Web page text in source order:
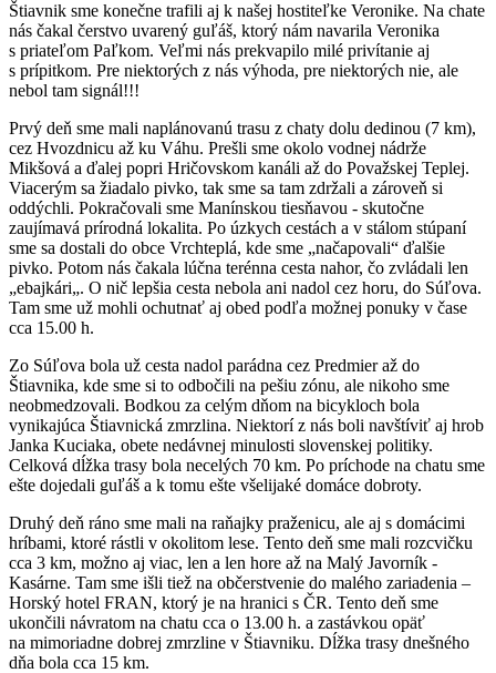
Štiavnik sme konečne trafili aj k našej hostiteľke Veronike. Na chate
nás čakal čerstvo uvarený guľáš, ktorý nám navarila Veronika
s priateľom Paľkom. Veľmi nás prekvapilo milé privítanie aj
s prípitkom. Pre niektorých z nás výhoda, pre niektorých nie, ale
nebol tam signál!!!
Prvý deň sme mali naplánovanú trasu z chaty dolu dedinou (7 km),
cez Hvozdnicu až ku Váhu. Prešli sme okolo vodnej nádrže
Mikšová a ďalej popri Hričovskom kanáli až do Považskej Teplej.
Viacerým sa žiadalo pivko, tak sme sa tam zdržali a zároveň si
oddýchli. Pokračovali sme Manínskou tiesňavou - skutočne
zaujímavá prírodná lokalita. Po úzkych cestách a v stálom stúpaní
sme sa dostali do obce Vrchteplá, kde sme „načapovali“ ďalšie
pivko. Potom nás čakala lúčna terénna cesta nahor, čo zvládali len
„ebajkári„. O nič lepšia cesta nebola ani nadol cez horu, do Súľova.
Tam sme už mohli ochutnať aj obed podľa možnej ponuky v čase
cca 15.00 h.
Zo Súľova bola už cesta nadol parádna cez Predmier až do
Štiavnika, kde sme si to odbočili na pešiu zónu, ale nikoho sme
neobmedzovali. Bodkou za celým dňom na bicykloch bola
vynikajúca Štiavnická zmrzlina. Niektorí z nás boli navštíviť aj hrob
Janka Kuciaka, obete nedávnej minulosti slovenskej politiky.
Celková dĺžka trasy bola necelých 70 km. Po príchode na chatu sme
ešte dojedali guľáš a k tomu ešte všelijaké domáce dobroty.
Druhý deň ráno sme mali na raňajky praženicu, ale aj s domácimi
hríbami, ktoré rástli v okolitom lese. Tento deň sme mali rozcvičku
cca 3 km, možno aj viac, len a len hore až na Malý Javorník -
Kasárne. Tam sme išli tiež na občerstvenie do malého zariadenia –
Horský hotel FRAN, ktorý je na hranici s ČR. Tento deň sme
ukončili návratom na chatu cca o 13.00 h. a zastávkou opäť
na mimoriadne dobrej zmrzline v Štiavniku. Dĺžka trasy dnešného
dňa bola cca 15 km.